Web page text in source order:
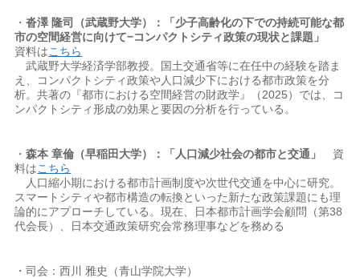
・沓澤 隆司（武蔵野大学）：「少子高齢化の下での持続可能な都
市の空間経営に向けて−コンパクトシティ政策の現状と課題」
資料はこちら
武蔵野大学経済学部教授。国土交通省等に在任中の経験を踏ま
え、コンパクトシティ政策や人口減少下における都市政策を分
析。共著の『都市における空間経営の財政学』（2025）では、コ
ンパクトシティ形成の効果と要因の分析を行っている。
・森本 章倫（早稲田大学）：「人口減少社会の都市と交通」 資
料はこちら
人口縮小期における都市計画制度や次世代交通を中心に研究。
スマートシティや都市構造の転換といった新たな政策課題にも理
論的にアプローチしている。現在、日本都市計画学会顧問（第38
代会長）、日本交通政策研究会常務理事などを務める
・司会：西川 雅史（青山学院大学）